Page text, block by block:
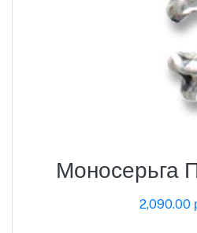
Моносерьга
2,090.00